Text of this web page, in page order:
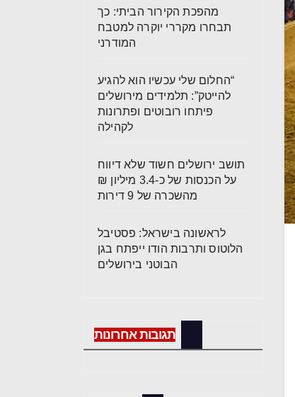
מהפכת הקירור הביתי: כך
תבחרו מקררי יוקרה למטבח
המודרני
“החלום שלי עכשיו הוא להגיע
להייטק”: תלמידים מירושלים
פיתחו רובוטים ופתרונות
לקהילה
תושב ירושלים חשוד שלא דיווח
על הכנסות של כ-3.4 מיליון ₪
מהשכרה של 9 דירות
לראשונה בישראל: פסטיבל
הלוטוס ותרבות הודו ייפתח בגן
הבוטני בירושלים
תגובות אחרונות